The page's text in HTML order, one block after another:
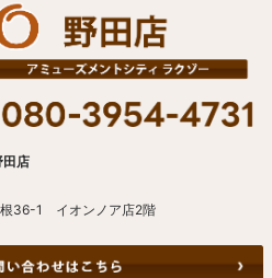
田店
36-1 イオンノア店2階